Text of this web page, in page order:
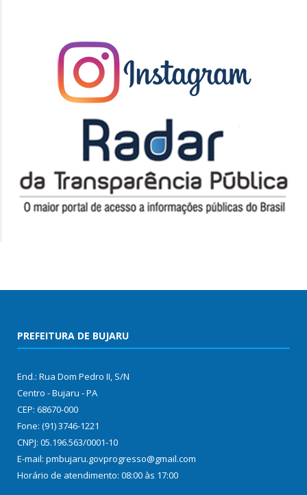
PREFEITURA DE BUJARU
End.: Rua Dom Pedro II, S/N
Centro - Bujaru - PA
CEP: 68670-000
Fone: (91) 3746-1221
CNPJ: 05.196.563/0001-10
E-mail: pmbujaru.govprogresso@gmail.com
Horário de atendimento: 08:00 às 17:00